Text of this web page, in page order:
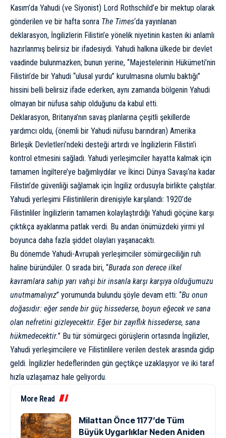
Kasım’da Yahudi (ve Siyonist) Lord Rothschild’e bir mektup olarak
gönderilen ve bir hafta sonra The Times‘da yayınlanan
deklarasyon, İngilizlerin Filistin’e yönelik niyetinin kasten iki anlamlı
hazırlanmış belirsiz bir ifadesiydi. Yahudi halkına ülkede bir devlet
vaadinde bulunmazken; bunun yerine, “Majestelerinin Hükümeti’nin
Filistin’de bir Yahudi “ulusal yurdu” kurulmasına olumlu baktığı”
hissini belli belirsiz ifade ederken, aynı zamanda bölgenin Yahudi
olmayan bir nüfusa sahip olduğunu da kabul etti.
Deklarasyon, Britanya’nın savaş planlarına çeşitli şekillerde
yardımcı oldu, (önemli bir Yahudi nüfusu barındıran) Amerika
Birleşik Devletleri’ndeki desteği artırdı ve İngilizlerin Filistin’i
kontrol etmesini sağladı. Yahudi yerleşimciler hayatta kalmak için
tamamen İngiltere’ye bağımlıydılar ve İkinci Dünya Savaşı‘na kadar
Filistin’de güvenliği sağlamak için İngiliz ordusuyla birlikte çalıştılar.
Yahudi yerleşimi Filistinlilerin direnişiyle karşılandı: 1920’de
Filistinliler İngilizlerin tamamen kolaylaştırdığı Yahudi göçüne karşı
çıktıkça ayaklanma patlak verdi. Bu andan önümüzdeki yirmi yıl
boyunca daha fazla şiddet olayları yaşanacaktı.
Bu dönemde Yahudi-Avrupalı ​​yerleşimciler sömürgeciliğin ruh
haline büründüler. O sırada biri, “Burada son derece ilkel
kavramlara sahip yarı vahşi bir insanla karşı karşıya olduğumuzu
unutmamalıyız” yorumunda bulundu şöyle devam etti: “Bu onun
doğasıdır: eğer sende bir güç hissederse, boyun eğecek ve sana
olan nefretini gizleyecektir. Eğer bir zayıflık hissederse, sana
hükmedecektir.” Bu tür sömürgeci görüşlerin ortasında İngilizler,
Yahudi yerleşimcilere ve Filistinlilere verilen destek arasında gidip
geldi. İngilizler hedeflerinden gün geçtikçe uzaklaşıyor ve iki taraf
hızla uzlaşamaz hale geliyordu.
More Read
Milattan Önce 1177’de Tüm
Büyük Uygarlıklar Neden Aniden